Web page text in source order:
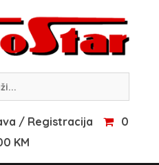
/ Registracija
0
KM